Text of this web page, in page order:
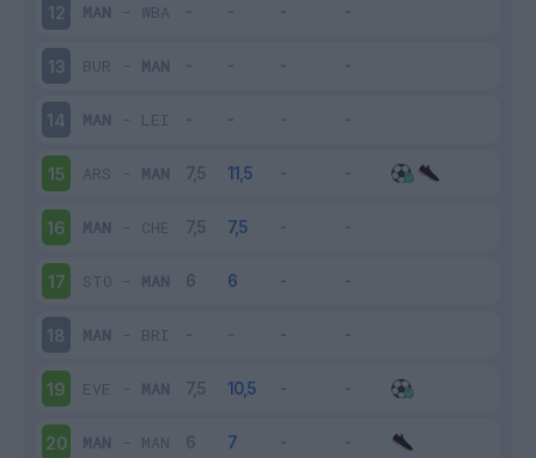
12 MAN - WBA
13 BUR - MAN
14 MAN - LEI
15 ARS - MAN
16 MAN - CHE
17 STO - MAN
18 MAN - BRI
19 EVE - MAN
20 MAN - MAN